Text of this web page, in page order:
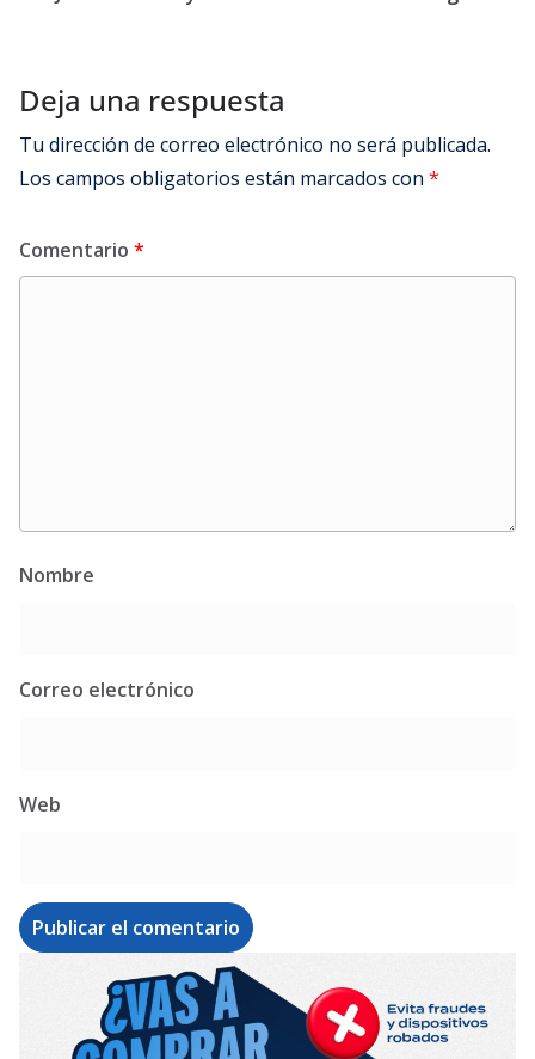
Deja una respuesta
Tu dirección de correo electrónico no será publicada.
Los campos obligatorios están marcados con *
Comentario *
Nombre
Correo electrónico
Web